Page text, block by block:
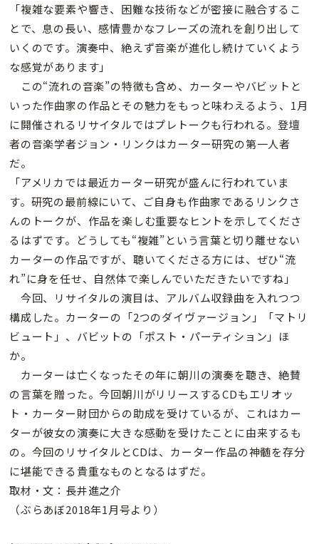
「複雑な要素や響き、困難な技術などが密接に融合するこ
とで、息の長い、感情豊かなフレーズの流れを創り出して
いくのです。演奏中、絶えず音楽が進化し続けていくよう
な感覚があります」
この“流れの音楽”の特徴も含め、カーターやバビットと
いった作曲家の作品とその魅力をもっと味わえるよう、1月
に開催されるリサイタルではプレトークも行われる。登壇
者の音楽学者ジョン・リンクはカーター研究の第一人者
だ。
「アメリカでは最近カーター研究が盛んに行われていま
す。研究の最前線にいて、ご自身も作曲家であるリンクさ
んのトークが、作品を楽しむ重要なヒントを示してくださ
るはずです。どうしても“複雑”という言葉と切り離せない
カーターの作品ですが、聴いてくださる方には、ぜひ“流
れ”に身を任せ、自然体で楽しんでいただきたいですね」
今回、リサイタルの演目は、アルバム収録曲を入れつつ
構成した。カーターの「2つのダイヴァージョン」「マトリ
ビュート」、バビットの「ポスト・パーティション」ほ
か。
カーターは亡くなったその年に朝川の演奏を聴き、絶賛
の言葉を贈った。今回朝川がリリースするCDもエリオッ
ト・カーター財団からの助成を受けているが、これはカー
ターが彼女の演奏に大きな感動を受けたことに由来するも
の。今回のリサイタルとCDは、カーター作品の神髄を存分
に堪能できる貴重なものとなるはずだ。
取材・文：長井進之介
（ぶらあぼ2018年1月号より）